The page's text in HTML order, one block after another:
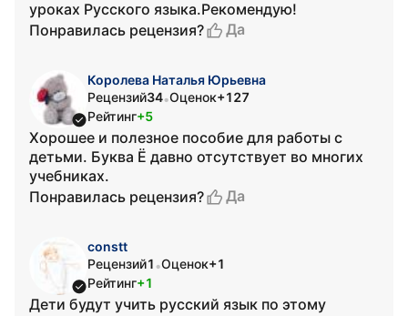
уроках Русского языка.Рекомендую!
Понравилась рецензия?
Да
Королева Наталья Юрьевна
Рецензий34•Оценок+127
Рейтинг+5
Хорошее и полезное пособие для работы с
детьми. Буква Ё давно отсутствует во многих
учебниках.
Понравилась рецензия?
Да
constt
Рецензий1 •Оценок+1
Рейтинг+1
Дети будут учить русский язык по этому